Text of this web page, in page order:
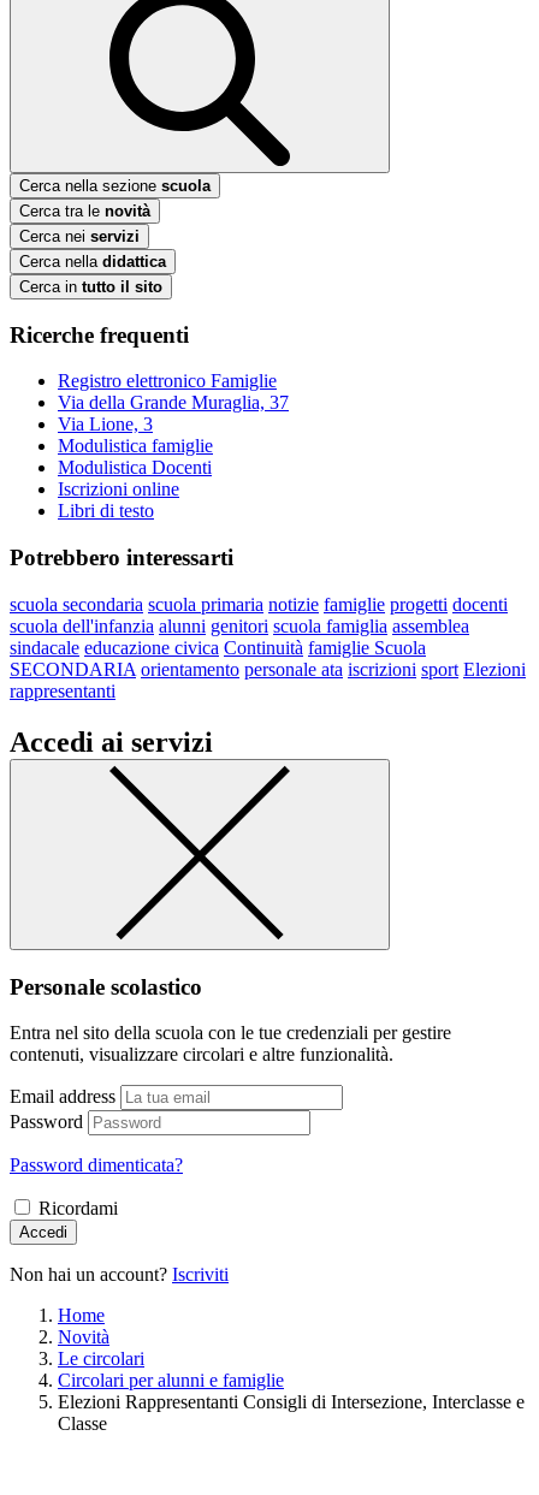
Cerca nella sezione scuola
Cerca tra le novità
Cerca nei servizi
Cerca nella didattica
Cerca in tutto il sito
Ricerche frequenti
Registro elettronico Famiglie
Via della Grande Muraglia, 37
Via Lione, 3
Modulistica famiglie
Modulistica Docenti
Iscrizioni online
Libri di testo
Potrebbero interessarti
scuola secondaria scuola primaria notizie famiglie progetti docenti
scuola dell'infanzia alunni genitori scuola famiglia assemblea
sindacale educazione civica Continuità famiglie Scuola
SECONDARIA orientamento personale ata iscrizioni sport Elezioni
rappresentanti
Accedi ai servizi
Personale scolastico
Entra nel sito della scuola con le tue credenziali per gestire
contenuti, visualizzare circolari e altre funzionalità.
Email address
Password
Password dimenticata?
Ricordami
Accedi
Non hai un account? Iscriviti
Home
Novità
Le circolari
Circolari per alunni e famiglie
Elezioni Rappresentanti Consigli di Intersezione, Interclasse e
Classe